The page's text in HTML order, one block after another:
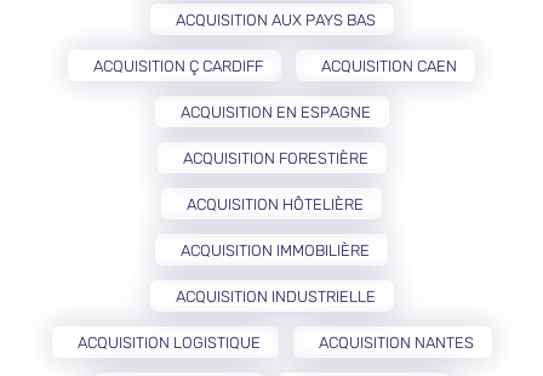
ACQUISITION AUX PAYS BAS
ACQUISITION Ç CARDIFF ACQUISITION CAEN
ACQUISITION EN ESPAGNE
ACQUISITION FORESTIÈRE
ACQUISITION HÔTELIÈRE
ACQUISITION IMMOBILIÈRE
ACQUISITION INDUSTRIELLE
ACQUISITION LOGISTIQUE ACQUISITION NANTES